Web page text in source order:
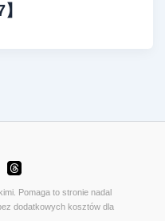
Pomaga to stronie nadal
dodatkowych kosztów dla